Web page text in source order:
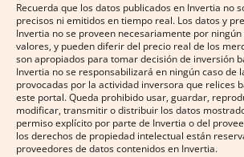
Recuerda que los datos publicados en Invertia no
precisos ni emitidos en tiempo real. Los datos y
Invertia no se proveen necesariamente por
valores, y pueden diferir del precio real de los
son apropiados para tomar decisión de inversión
Invertia no se responsabilizará en ningún caso de
provocadas por la actividad inversora que relices
este portal. Queda prohibido usar, guardar,
modificar, transmitir o distribuir los datos
permiso explícito por parte de Invertia o del
los derechos de propiedad intelectual están
proveedores de datos contenidos en Invertia.